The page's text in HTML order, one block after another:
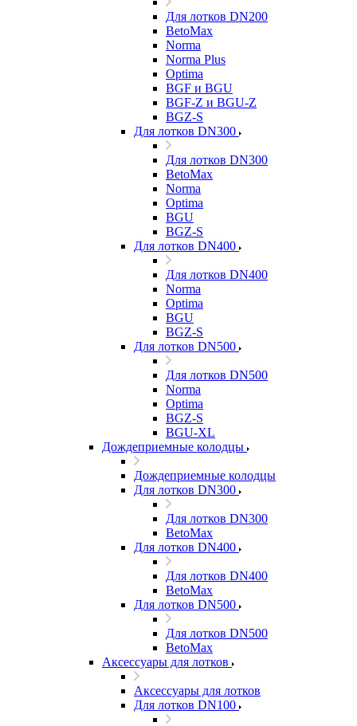
Для лотков DN200
BetoMax
Norma
Norma Plus
Optima
BGF и BGU
BGF-Z и BGU-Z
BGZ-S
Для лотков DN300
Для лотков DN300
BetoMax
Norma
Optima
BGU
BGZ-S
Для лотков DN400
Для лотков DN400
Norma
Optima
BGU
BGZ-S
Для лотков DN500
Для лотков DN500
Norma
Optima
BGZ-S
BGU-XL
Дождеприемные колодцы
Дождеприемные колодцы
Для лотков DN300
Для лотков DN300
BetoMax
Для лотков DN400
Для лотков DN400
BetoMax
Для лотков DN500
Для лотков DN500
BetoMax
Аксессуары для лотков
Аксессуары для лотков
Для лотков DN100